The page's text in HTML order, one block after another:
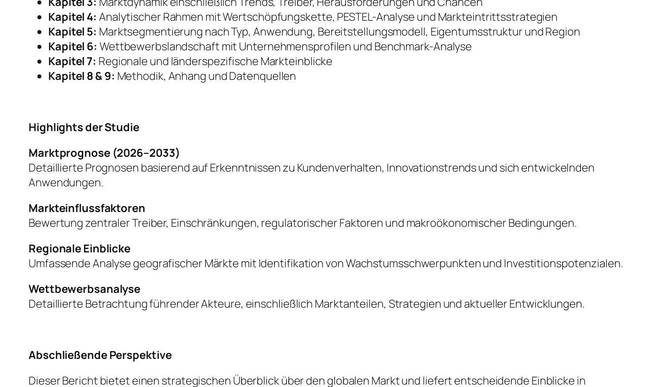
Kapitel 4: Analytischer Rahmen mit Wertschöpfungskette, PESTEL-Analyse und Markteintrittsstrategien
Kapitel 5: Marktsegmentierung nach Typ, Anwendung, Bereitstellungsmodell, Eigentumsstruktur und Region
Kapitel 6: Wettbewerbslandschaft mit Unternehmensprofilen und Benchmark-Analyse
Kapitel 7: Regionale und länderspezifische Markteinblicke
Kapitel 8 & 9: Methodik, Anhang und Datenquellen
Highlights der Studie
Marktprognose (2026–2033)
Detaillierte Prognosen basierend auf Erkenntnissen zu Kundenverhalten, Innovationstrends und sich entwickelnden
Anwendungen.
Markteinflussfaktoren
Bewertung zentraler Treiber, Einschränkungen, regulatorischer Faktoren und makroökonomischer Bedingungen.
Regionale Einblicke
Umfassende Analyse geografischer Märkte mit Identifikation von Wachstumsschwerpunkten und Investitionspotenzialen.
Wettbewerbsanalyse
Detaillierte Betrachtung führender Akteure, einschließlich Marktanteilen, Strategien und aktueller Entwicklungen.
Abschließende Perspektive
Dieser Bericht bietet einen strategischen Überblick über den globalen Markt und liefert entscheidende Einblicke in